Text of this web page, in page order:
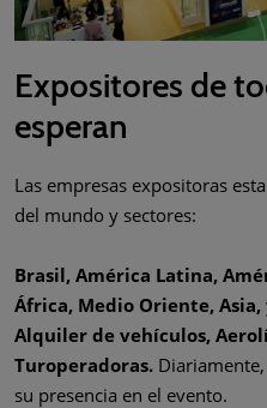
Expositores de
esperan
Las empresas expositoras
del mundo y sectores:
Brasil, América Latina,
África, Medio Oriente, Asia,
Alquiler de vehículos,
Turoperadoras.
su presencia en el evento.